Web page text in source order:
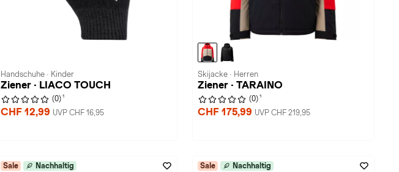
Handschuhe · Kinder
Ziener · LIACO TOUCH
(0) 1
CHF 12,99 UVP CHF 16,95
Skijacke · Herren
Ziener · TARAINO
(0) 1
CHF 175,99 UVP CHF 219,95
Sale Nachhaltig Sale Nachhaltig